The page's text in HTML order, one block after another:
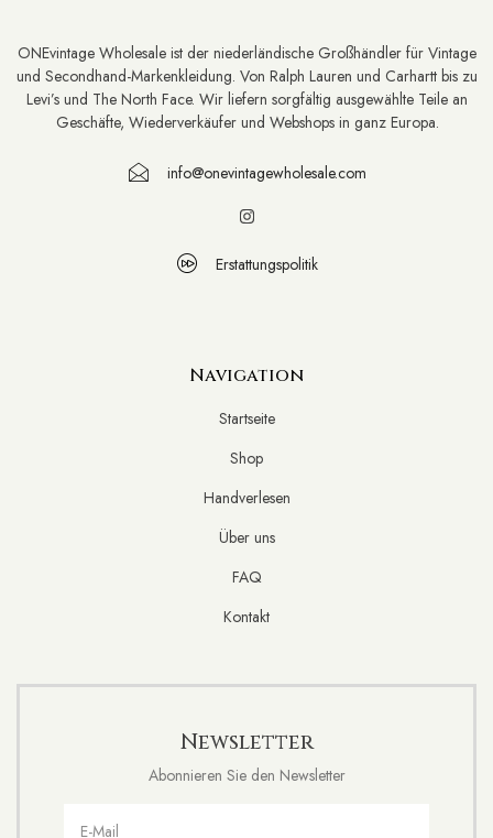
ONEvintage Wholesale ist der niederländische Großhändler für Vintage
und Secondhand-Markenkleidung. Von Ralph Lauren und Carhartt bis zu
Levi’s und The North Face. Wir liefern sorgfältig ausgewählte Teile an
Geschäfte, Wiederverkäufer und Webshops in ganz Europa.
info@onevintagewholesale.com
Erstattungspolitik
Navigation
Startseite
Shop
Handverlesen
Über uns
FAQ
Kontakt
Newsletter
Abonnieren Sie den Newsletter